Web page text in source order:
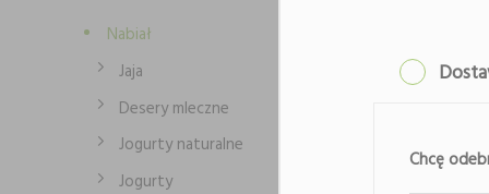
Nabiał
Jaja
Desery mleczne
Jogurty naturalne
Jogurty
Chcę